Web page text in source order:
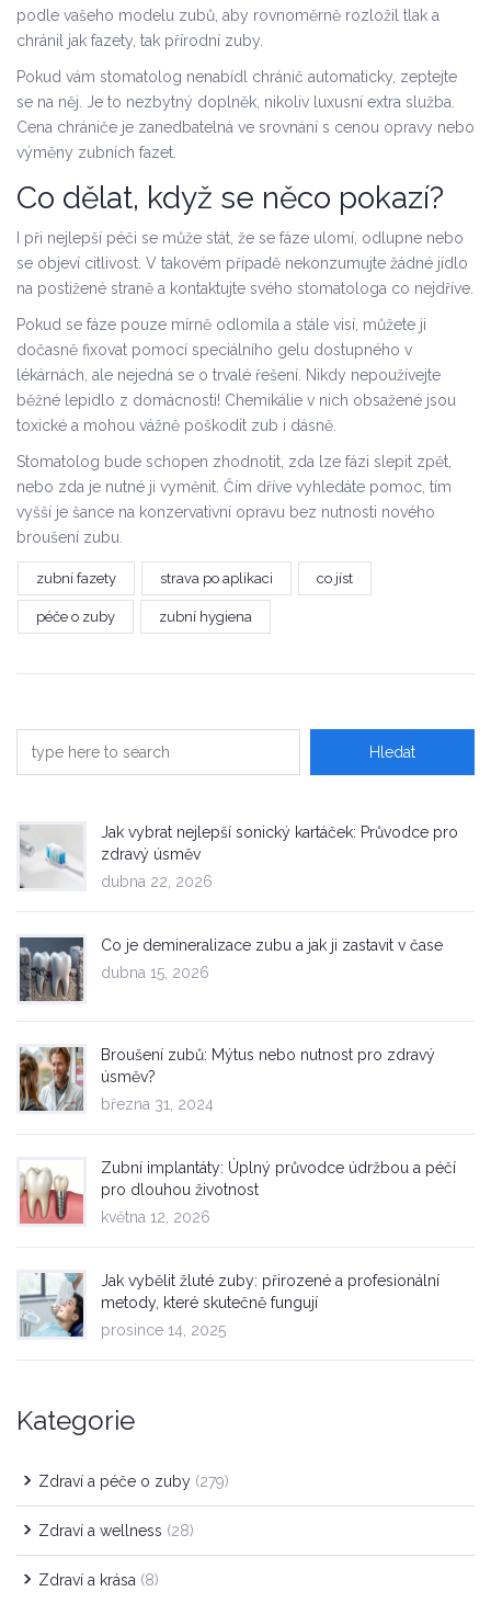
podle vašeho modelu zubů, aby rovnoměrně rozložil tlak a
chránil jak fazety, tak přírodní zuby.
Pokud vám stomatolog nenabídl chránič automaticky, zeptejte
se na něj. Je to nezbytný doplněk, nikoliv luxusní extra služba.
Cena chrániče je zanedbatelná ve srovnání s cenou opravy nebo
výměny zubních fazet.
Co dělat, když se něco pokazí?
I při nejlepší péči se může stát, že se fáze ulomí, odlupne nebo
se objeví citlivost. V takovém případě nekonzumujte žádné jídlo
na postižené straně a kontaktujte svého stomatologa co nejdříve.
Pokud se fáze pouze mírně odlomila a stále visí, můžete ji
dočasně fixovat pomocí speciálního gelu dostupného v
lékárnách, ale nejedná se o trvalé řešení. Nikdy nepoužívejte
běžné lepidlo z domácnosti! Chemikálie v nich obsažené jsou
toxické a mohou vážně poškodit zub i dásně.
Stomatolog bude schopen zhodnotit, zda lze fázi slepit zpět,
nebo zda je nutné ji vyměnit. Čím dříve vyhledáte pomoc, tím
vyšší je šance na konzervativní opravu bez nutnosti nového
broušení zubu.
zubní fazety strava po aplikaci co jíst
péče o zuby zubní hygiena
Jak vybrat nejlepší sonický kartáček: Průvodce pro
zdravý úsměv
dubna 22, 2026
Co je demineralizace zubu a jak ji zastavit v čase
dubna 15, 2026
Broušení zubů: Mýtus nebo nutnost pro zdravý
úsměv?
března 31, 2024
Zubní implantáty: Úplný průvodce údržbou a péčí
pro dlouhou životnost
května 12, 2026
Jak vybělit žluté zuby: přirozené a profesionální
metody, které skutečně fungují
prosince 14, 2025
Kategorie
Zdraví a péče o zuby (279)
Zdraví a wellness (28)
Zdraví a krása (8)